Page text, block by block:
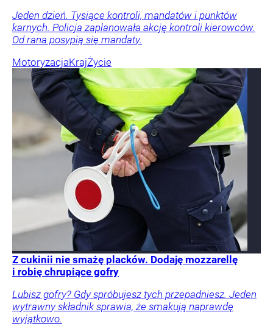
Jeden dzień. Tysiące kontroli, mandatów i punktów
karnych. Policja zaplanowała akcję kontroli kierowców.
Od rana posypią się mandaty.
MotoryzacjaKrajŻycie
Z cukinii nie smażę placków. Dodaję mozzarellę
i robię chrupiące gofry
Lubisz gofry? Gdy spróbujesz tych przepadniesz. Jeden
wytrawny składnik sprawia, że smakują naprawdę
wyjątkowo.